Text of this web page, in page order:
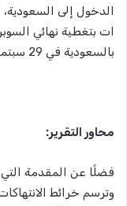
الدخول إلى
ات بتغطية نهائي
بالسعودية في 29 سبتمبر 2024.
محاور التقرير:
فضلًا عن المقدمة
وترسم خرائط